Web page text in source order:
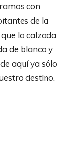
con
de la
la calzada
de blanco y
aquí ya sólo
destino.